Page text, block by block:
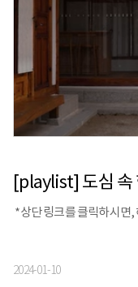
*상단 링크를 클릭하시면,
2024-01-10